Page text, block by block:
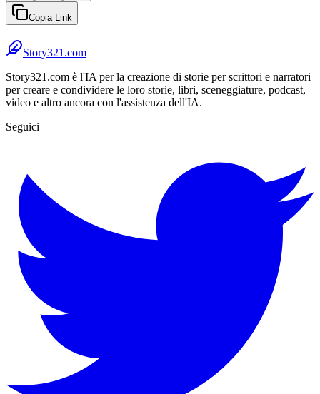
Copia Link
Story321.com
Story321.com è l'IA per la creazione di storie per scrittori e narratori
per creare e condividere le loro storie, libri, sceneggiature, podcast,
video e altro ancora con l'assistenza dell'IA.
Seguici